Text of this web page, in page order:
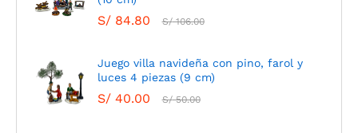
S/84.80 S/106.00
Juego villa navideña con pino, farol y
luces 4 piezas (9 cm)
S/40.00 S/50.00